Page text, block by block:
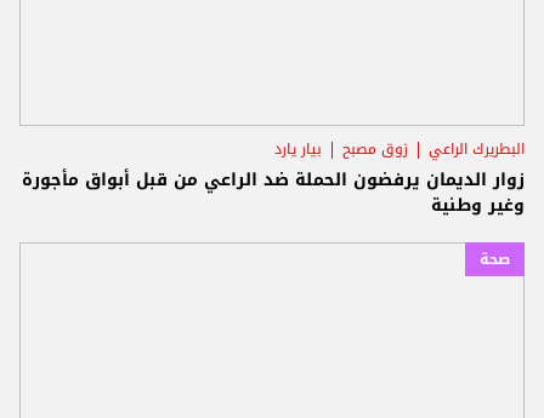
البطريرك الراعي زوق مصبح بيار يارد
زوار الديمان يرفضون الحملة ضد الراعي من قبل أبواق مأجورة
وغير وطنية
صحة